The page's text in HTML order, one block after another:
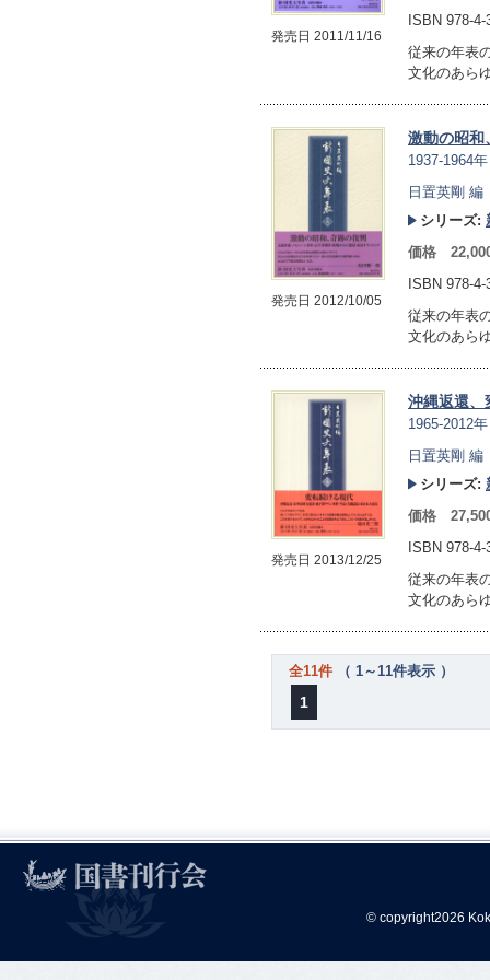
発売日 2011/11/16
ISBN 978-
従来の年表
文化のあら
発売日 2012/10/05
激動の昭和
1937-1964年
日置英剛 編
シリーズ:
価格
ISBN 978-
従来の年表
文化のあら
発売日 2013/12/25
沖縄返還、
1965-2012年
日置英剛 編
シリーズ:
価格
ISBN 978-
従来の年表
文化のあら
全11件 （ 1～11件表示 ）
1
© copyright2026